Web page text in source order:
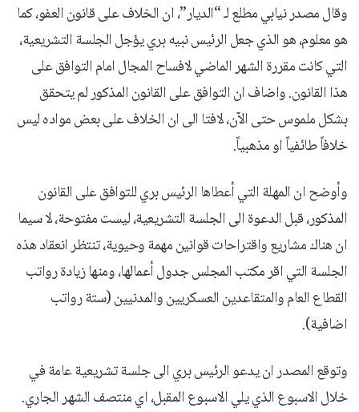
وقال مصدر نيابي مطلع لـ “الديار”، ان الخلاف على قانون العفو، كما
هو معلوم، هو الذي جعل الرئيس نبيه بري يؤجل الجلسة التشريعية،
التي كانت مقررة الشهر الماضي لافساح المجال امام التوافق على
هذا القانون. واضاف ان التوافق على القانون المذكور لم يتحقق
بشكل ملموس حتى الآن، لافتا الى ان الخلاف على بعض مواده ليس
خلافاً طائفياً او مذهبياً.
وأوضح ان المهلة التي أعطاها الرئيس بري للتوافق على القانون
المذكور، قبل الدعوة الى الجلسة التشريعية، ليست مفتوحة، لا سيما
ان هناك مشاريع واقتراحات قوانين مهمة وحيوية، تنتظر انعقاد هذه
الجلسة التي اقر مكتب المجلس جدول أعمالها، ومنها زيادة رواتب
القطاع العام والمتقاعدين العسكريين والمدنيين (ستة رواتب
اضافية).
وتوقع المصدر ان يدعو الرئيس بري الى جلسة تشريعية عامة في
خلال الاسبوع الذي يلي الاسبوع المقبل، اي منتصف الشهر الجاري.